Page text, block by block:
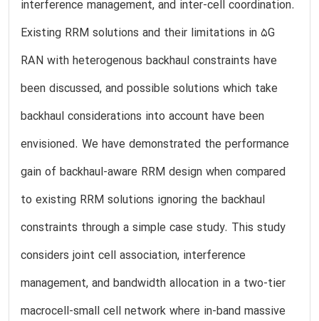
interference management, and inter-cell coordination.
Existing RRM solutions and their limitations in 5G
RAN with heterogenous backhaul constraints have
been discussed, and possible solutions which take
backhaul considerations into account have been
envisioned. We have demonstrated the performance
gain of backhaul-aware RRM design when compared
to existing RRM solutions ignoring the backhaul
constraints through a simple case study. This study
considers joint cell association, interference
management, and bandwidth allocation in a two-tier
macrocell-small cell network where in-band massive